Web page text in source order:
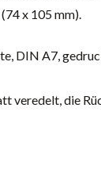
x 105 mm).
DIN A7,
veredelt, die